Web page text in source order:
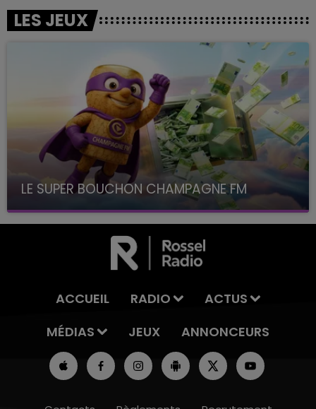
LES JEUX
LE SUPER BOUCHON CHAMPAGNE FM
avec La Famille Champagne FM, à 8H10
ACCUEIL RADIO
ACTUS
MÉDIAS
JEUX ANNONCEURS